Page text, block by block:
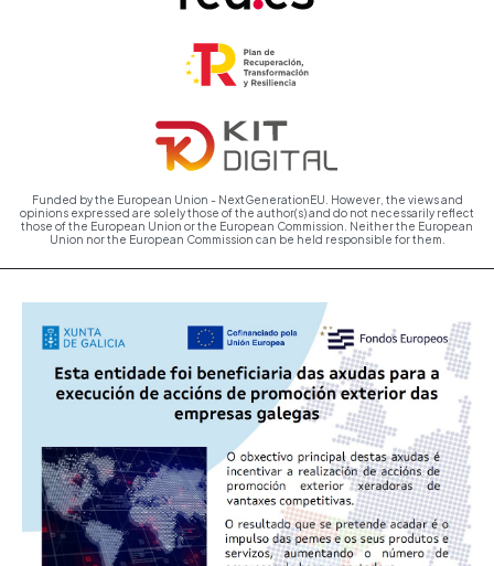
Funded by the European Union - NextGenerationEU. However, the views and
opinions expressed are solely those of the author(s) and do not necessarily reflect
those of the European Union or the European Commission. Neither the European
Union nor the European Commission can be held responsible for them.